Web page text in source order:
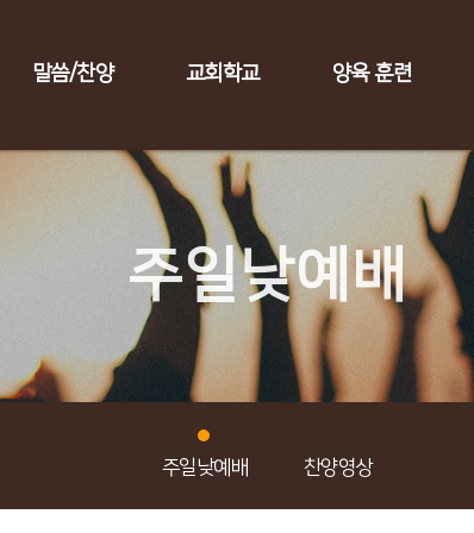
말씀/찬양 교회학교 양육 훈련
주일낮예배
주일낮예배 찬양영상